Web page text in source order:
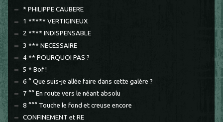
* PHILIPPE CAUBERE
1 ***** VERTIGINEUX
2 **** INDISPENSABLE
3 *** NECESSAIRE
4 ** POURQUOI PAS ?
5 * Bof !
6 ° Que suis-je allée faire dans cette galère ?
7 °° En route vers le néant absolu
8 °°° Touche le fond et creuse encore
CONFINEMENT et RE